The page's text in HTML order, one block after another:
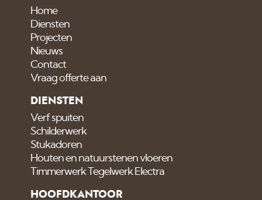
Home
Diensten
Projecten
Nieuws
Contact
Vraag offerte aan
DIENSTEN
Verf spuiten
Schilderwerk
Stukadoren
Houten en natuurstenen vloeren
Timmerwerk Tegelwerk Electra
HOOFDKANTOOR